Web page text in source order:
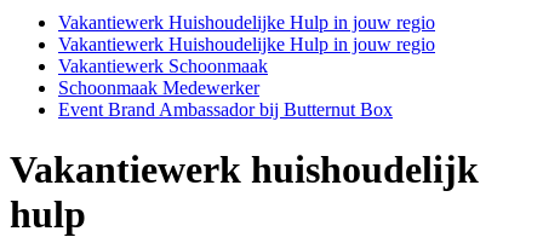
Vakantiewerk Huishoudelijke Hulp in jouw regio
Vakantiewerk Huishoudelijke Hulp in jouw regio
Vakantiewerk Schoonmaak
Schoonmaak Medewerker
Event Brand Ambassador bij Butternut Box
Vakantiewerk huishoudelijk
hulp